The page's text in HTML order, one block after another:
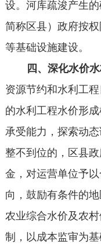
设。河库疏浚产生
简称区县）政府按
等基础设施建设。
四、深化水价水
资源节约和水利工
的水利工程水价形
承受能力，探索动
整不到位的，区县
金，对运营单位予
向，鼓励有条件的
农业综合水价及农
制，以成本监审为